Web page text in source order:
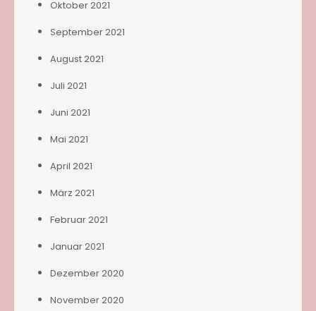
Oktober 2021
September 2021
August 2021
Juli 2021
Juni 2021
Mai 2021
April 2021
März 2021
Februar 2021
Januar 2021
Dezember 2020
November 2020